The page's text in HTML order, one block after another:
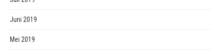
Juni 2019
Mei 2019